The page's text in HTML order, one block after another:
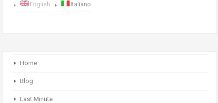
English Italiano
Home
Blog
Last Minute